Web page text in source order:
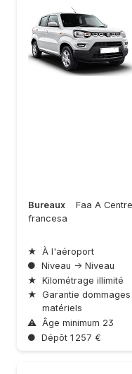
Bureaux
Faa A
francesa
★ À l'aéroport
● Niveau → Niveau
★ Kilométrage illimité
★ Garantie dommages
matériels
⚠ Âge minimum 23
● Dépôt 1 257 €